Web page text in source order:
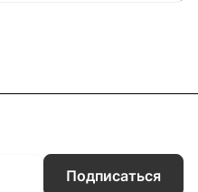
Подписаться